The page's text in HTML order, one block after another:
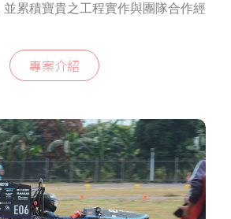
累積寶貴之工程實作與團隊合作經
專案介紹